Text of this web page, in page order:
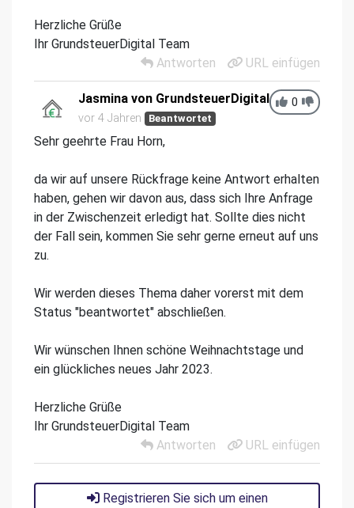
Herzliche Grüße
Ihr GrundsteuerDigital Team
Antworten
URL einfügen
0
Jasmina von GrundsteuerDigital
vor 4 Jahren Beantwortet
Sehr geehrte Frau Horn,
da wir auf unsere Rückfrage keine Antwort erhalten
haben, gehen wir davon aus, dass sich Ihre Anfrage
in der Zwischenzeit erledigt hat. Sollte dies nicht
der Fall sein, kommen Sie sehr gerne erneut auf uns
zu.
Wir werden dieses Thema daher vorerst mit dem
Status "beantwortet" abschließen.
Wir wünschen Ihnen schöne Weihnachtstage und
ein glückliches neues Jahr 2023.
Herzliche Grüße
Ihr GrundsteuerDigital Team
Antworten
URL einfügen
Registrieren Sie sich um einen